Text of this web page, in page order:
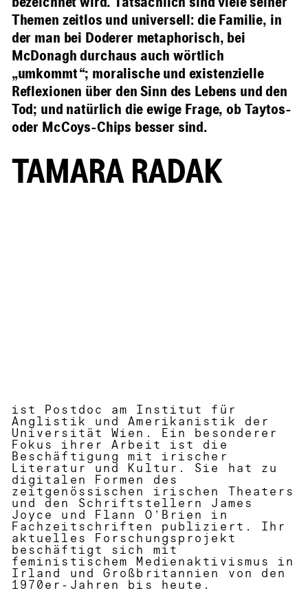
bezeichnet wird. Tatsächlich sind viele seiner
Themen zeitlos und universell: die Familie, in
der man bei Doderer metaphorisch, bei
McDonagh durchaus auch wörtlich
„umkommt“; moralische und existenzielle
Reflexionen über den Sinn des Lebens und den
Tod; und natürlich die ewige Frage, ob Taytos-
oder McCoys-Chips besser sind.
TAMARA RADAK
ist Postdoc am Institut für
Anglistik und Amerikanistik der
Universität Wien. Ein besonderer
Fokus ihrer Arbeit ist die
Beschäftigung mit irischer
Literatur und Kultur. Sie hat zu
digitalen Formen des
zeitgenössischen irischen Theaters
und den Schriftstellern James
Joyce und Flann O’Brien in
Fachzeitschriften publiziert. Ihr
aktuelles Forschungsprojekt
beschäftigt sich mit
feministischem Medienaktivismus in
Irland und Großbritannien von den
1970er-Jahren bis heute.